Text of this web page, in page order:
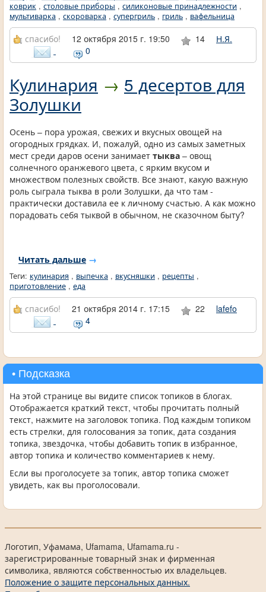
коврик , столовые приборы , силиконовые принадлежности ,
мультиварка , скороварка , супергриль , гриль , вафельница
спасибо! 12 октября 2015 г. 19:50 14
Н.Я.
0
Кулинария → 5 десертов для
Золушки
Осень – пора урожая, свежих и вкусных овощей на
огородных грядках. И, пожалуй, одно из самых заметных
мест среди даров осени занимает тыква – овощ
солнечного оранжевого цвета, с ярким вкусом и
множеством полезных свойств. Все знают, какую важную
роль сыграла тыква в роли Золушки, да что там -
практически доставила ее к личному счастью. А как можно
порадовать себя тыквой в обычном, не сказочном быту?
Читать дальше →
Теги: кулинария , выпечка , вкусняшки , рецепты ,
приготовление , еда
спасибо! 21 октября 2014 г. 17:15 22
lafefo
4
• Подсказка
На этой странице вы видите список топиков в блогах.
Отображается краткий текст, чтобы прочитать полный
текст, нажмите на заголовок топика. Под каждым топиком
есть стрелки, для голосования за топик, дата создания
топика, звездочка, чтобы добавить топик в избранное,
автор топика и количество комментариев к нему.
Если вы проголосуете за топик, автор топика сможет
увидеть, как вы проголосовали.
Логотип, Уфамама, Ufamama, Ufamama.ru -
зарегистрированные товарный знак и фирменная
символика, являются собственностью их владельцев.
Положение о защите персональных данных.